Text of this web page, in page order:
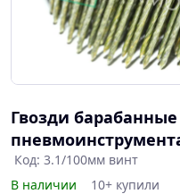
Гвозди
Код: 3.1/100мм винт
В наличии
10+ купили